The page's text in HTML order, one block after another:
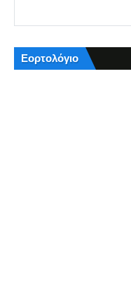
Εορτολόγιο